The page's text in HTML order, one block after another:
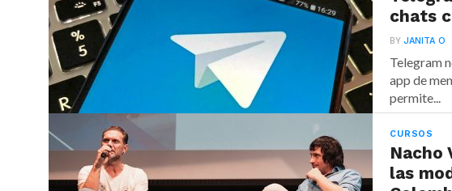
chats
BYJANITA O
Telegram
app de
permite...
CURSOS
Nacho
las